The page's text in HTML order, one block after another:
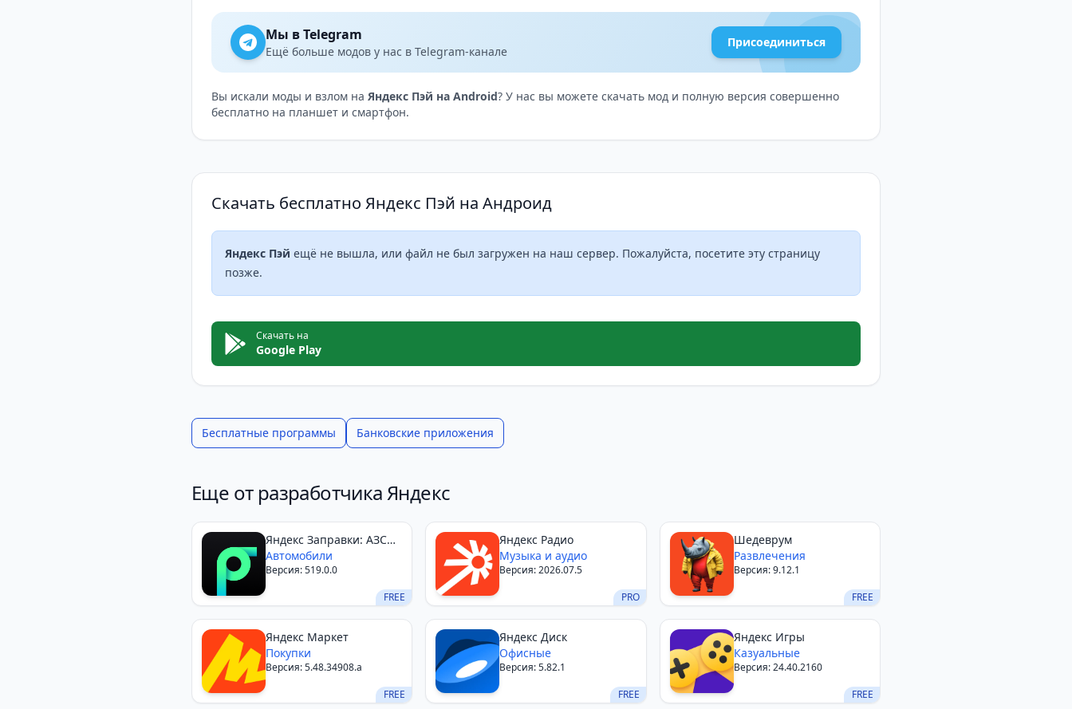
карт, просматривать историю транзакций, получать кэшбэк и накопительные бонусы, а также
управлять настройками безопасности. Благодаря простому и интуитивно понятному интерфейсу,
Яндекс Пэй легко в использовании и доступен для пользователей любого уровня подготовки.
С учетом всех преимуществ этого приложения, можно с уверенностью рекомендовать его всем, кто
хочет упростить свою финансовую жизнь и сделать ее более комфортной.
Мы в Telegram
Ещё больше модов у нас в Telegram-канале
Присоединиться
Вы искали моды и взлом на Яндекс Пэй на Android? У нас вы можете скачать мод и полную версия совершенно
бесплатно на планшет и смартфон.
Скачать бесплатно Яндекс Пэй на Андроид
Яндекс Пэй ещё не вышла, или файл не был загружен на наш сервер. Пожалуйста, посетите эту страницу
позже.
Скачать на
Google Play
Бесплатные программы Банковские приложения
Еще от разработчика Яндекс
FREE
Яндекс Заправки: АЗС
на карте
Автомобили
Версия: 519.0.0
PRO
Яндекс Радио
Музыка и аудио
Версия: 2026.07.5
FREE
Шедеврум
Развлечения
Версия: 9.12.1
FREE
Яндекс Маркет
Покупки
Версия: 5.48.34908.a
FREE
Яндекс Диск
Офисные
Версия: 5.82.1
FREE
Яндекс Игры
Казуальные
Версия: 24.40.2160